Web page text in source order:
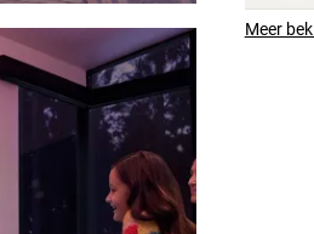
Meer